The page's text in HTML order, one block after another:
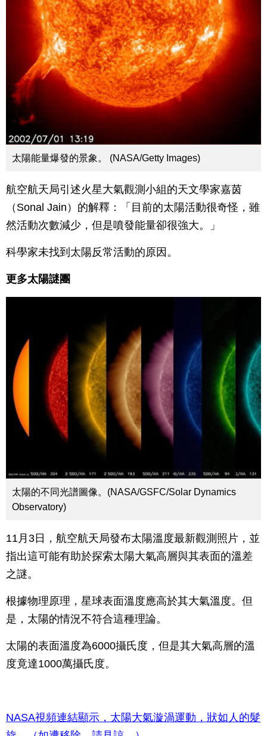
太陽能量爆發的景象。 (NASA/Getty Images)
航空航天局引述火星大氣觀測小組的天文學家嘉茵
（Sonal Jain）的解釋：「目前的太陽活動很奇怪，雖
然活動次數減少，但是噴發能量卻很強大。」
科學家未找到太陽反常活動的原因。
更多太陽謎團
太陽的不同光譜圖像。(NASA/GSFC/Solar Dynamics
Observatory)
11月3日，航空航天局發布太陽溫度最新觀測照片，並
指出這可能有助於探索太陽大氣高層與其表面的溫差
之謎。
根據物理原理，星球表面溫度應高於其大氣溫度。但
是，太陽的情況不符合這種理論。
太陽的表面溫度為6000攝氏度，但是其大氣高層的溫
度竟達1000萬攝氏度。
NASA視頻連結顯示，太陽大氣漩渦運動，狀如人的髮